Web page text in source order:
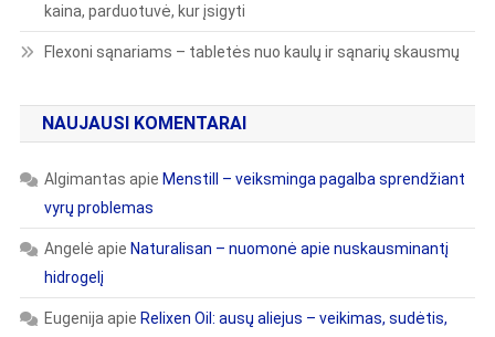
kaina, parduotuvė, kur įsigyti
Flexoni sąnariams – tabletės nuo kaulų ir sąnarių skausmų
NAUJAUSI KOMENTARAI
Algimantas apie Menstill – veiksminga pagalba sprendžiant
vyrų problemas
Angelė apie Naturalisan – nuomonė apie nuskausminantį
hidrogelį
Eugenijaapie Relixen Oil: ausų aliejus – veikimas, sudėtis,